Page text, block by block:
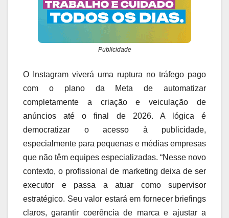
Publicidade
O Instagram viverá uma ruptura no tráfego pago
com o plano da Meta de automatizar
completamente a criação e veiculação de
anúncios até o final de 2026. A lógica é
democratizar o acesso à publicidade,
especialmente para pequenas e médias empresas
que não têm equipes especializadas. “Nesse novo
contexto, o profissional de marketing deixa de ser
executor e passa a atuar como supervisor
estratégico. Seu valor estará em fornecer briefings
claros, garantir coerência de marca e ajustar a